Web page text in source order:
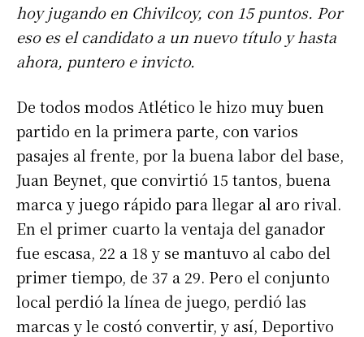
hoy jugando en Chivilcoy, con 15 puntos. Por
eso es el candidato a un nuevo título y hasta
ahora, puntero e invicto.
De todos modos Atlético le hizo muy buen
partido en la primera parte, con varios
pasajes al frente, por la buena labor del base,
Juan Beynet, que convirtió 15 tantos, buena
marca y juego rápido para llegar al aro rival.
En el primer cuarto la ventaja del ganador
fue escasa, 22 a 18 y se mantuvo al cabo del
primer tiempo, de 37 a 29. Pero el conjunto
local perdió la línea de juego, perdió las
marcas y le costó convertir, y así, Deportivo